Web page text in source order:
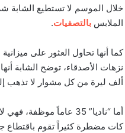
خلال الموسم لا تستطيع الشابة
الملابس بالتصفيات.
كما أنها تحاول العثور على
ألف ليرة من كل مشوار لا تذهب
أما “ناديا” 35 عاماً
كات مضطرة كثيراً تقوم باقتطاع